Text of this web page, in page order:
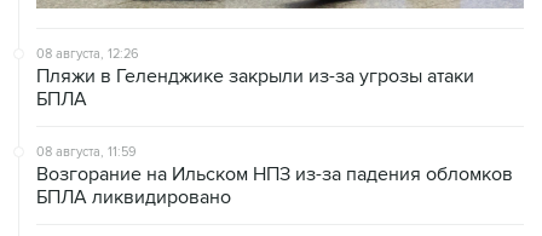
08 августа, 12:26
Пляжи в Геленджике закрыли из-за угрозы атаки
БПЛА
08 августа, 11:59
Возгорание на Ильском НПЗ из-за падения обломков
БПЛА ликвидировано